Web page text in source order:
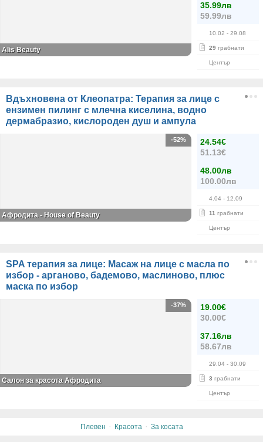
35.99лв
59.99лв
10.02 - 29.08
29 грабнати
Център
Alis Beauty
Вдъхновена от Клеопатра: Терапия за лице с
ензимен пилинг с млечна киселина, водно
дермабразио, кислороден душ и ампула
24.54€
51.13€
48.00лв
100.00лв
4.04 - 12.09
11 грабнати
Център
-52%
Афродита - House of Beauty
SPA терапия за лице: Масаж на лице с масла по
избор - арганово, бадемово, маслиново, плюс
маска по избор
19.00€
30.00€
37.16лв
58.67лв
29.04 - 30.09
3 грабнати
Център
-37%
Салон за красота Афродита
Плевен · Красота · За косата